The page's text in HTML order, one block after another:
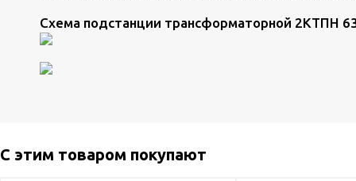
Схема подстанции трансформаторной 2КТПН
С этим товаром покупают